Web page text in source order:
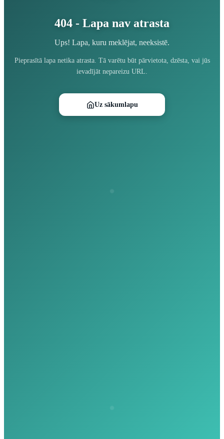
404 - Lapa nav atrasta
Ups! Lapa, kuru meklējat, neeksistē.
Pieprasītā lapa netika atrasta. Tā varētu būt pārvietota, dzēsta, vai jūs
ievadījāt nepareizu URL.
Uz sākumlapu